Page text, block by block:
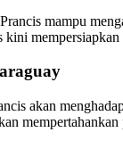
mampu
kini
akan